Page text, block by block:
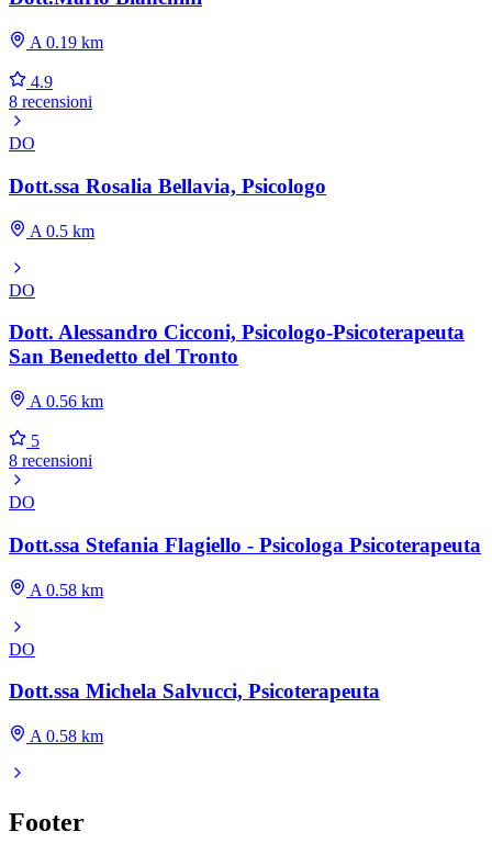
A 0.19 km
4.9
8 recensioni
DO
Dott.ssa Rosalia Bellavia, Psicologo
A 0.5 km
DO
Dott. Alessandro Cicconi, Psicologo-Psicoterapeuta
San Benedetto del Tronto
A 0.56 km
5
8 recensioni
DO
Dott.ssa Stefania Flagiello - Psicologa Psicoterapeuta
A 0.58 km
DO
Dott.ssa Michela Salvucci, Psicoterapeuta
A 0.58 km
Footer